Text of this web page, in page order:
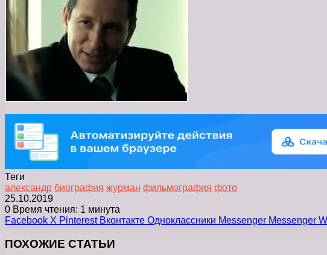
Теги
александр биография журман фильмография фото
25.10.2019
0 Время чтения: 1 минута
Facebook X Pinterest Вконтакте Одноклассники Messenger Messenger
ПОХОЖИЕ СТАТЬИ